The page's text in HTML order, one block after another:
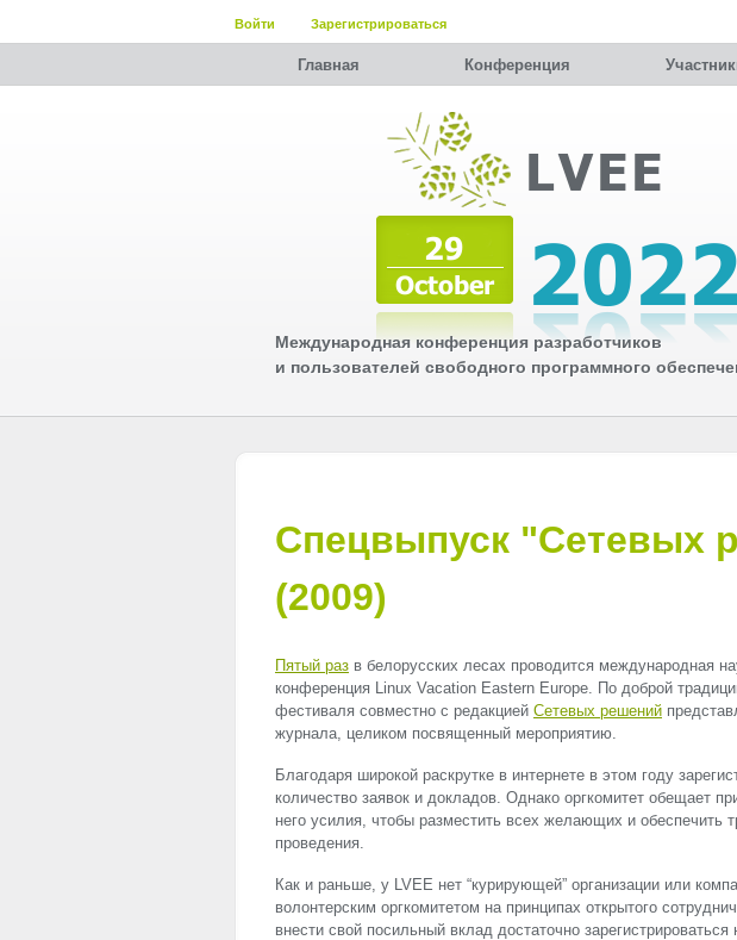
Войти Зарегистрироваться
Главная Конференция
Международная конференция разработчиков
и пользователей свободного программного
Спецвыпуск "Сетевых
(2009)
Пятый раз в белорусских лесах проводится международная
конференция Linux Vacation Eastern Europe. По доброй
фестиваля совместно с редакцией Сетевых решений
журнала, целиком посвященный мероприятию.
Благодаря широкой раскрутке в интернете в этом году
количество заявок и докладов. Однако оргкомитет обещает
него усилия, чтобы разместить всех желающих и обеспечить
проведения.
Как и раньше, у LVEE нет “курирующей” организации или
волонтерским оргкомитетом на принципах открытого
внести свой посильный вклад достаточно